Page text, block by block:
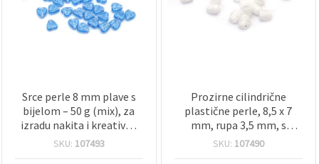
Srce perle 8 mm plave s
bijelom – 50 g (mix), za
izradu nakita i kreativne
hobby radove
SKU: 107493
Prozirne cilindrične
plastične perle, 8,5 x 7
mm, rupa 3,5 mm, s
bijelim detaljima, 20 g
SKU: 107490